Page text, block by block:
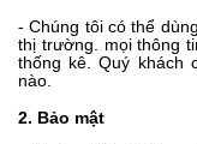
- Chúng tôi có thể
thị trường. mọi thông
thống kê. Quý khách
nào.
2. Bảo mật